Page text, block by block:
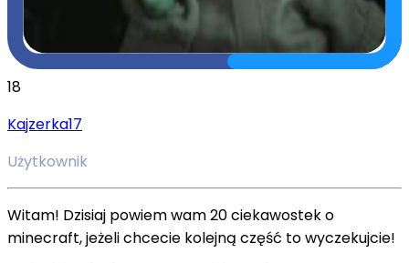
18
Kajzerka17
Użytkownik
Witam! Dzisiaj powiem wam 20 ciekawostek o
minecraft, jeżeli chcecie kolejną część to wyczekujcie!